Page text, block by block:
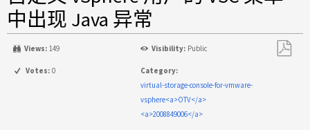
中出现 Java 异常
Views: 149 Visibility: Public
Votes: 0
Category:
virtual-storage-console-for-vmware-
vsphere<a>OTV</a>
<a>2008849006</a>